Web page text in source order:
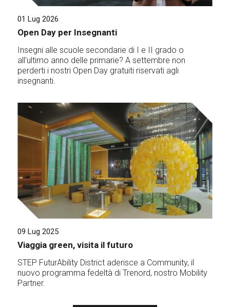
01 Lug 2026
Open Day per Insegnanti
Insegni alle scuole secondarie di I e II grado o
all'ultimo anno delle primarie? A settembre non
perderti i nostri Open Day gratuiti riservati agli
insegnanti.
09 Lug 2025
Viaggia green, visita il futuro
STEP FuturAbility District aderisce a Community, il
nuovo programma fedeltà di Trenord, nostro Mobility
Partner.